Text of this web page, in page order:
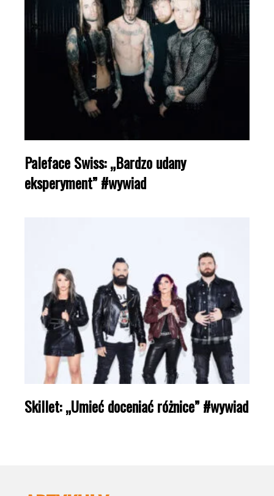
Paleface Swiss: „Bardzo udany
eksperyment” #wywiad
Skillet: „Umieć doceniać różnice” #wywiad